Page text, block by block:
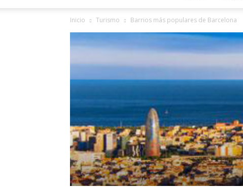
Inicio Turismo Barrios más populares de Barcelona